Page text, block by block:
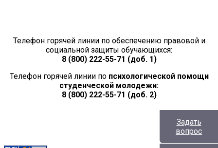
Телефон горячей линии по обеспечению правовой и
социальной защиты обучающихся:
8 (800) 222-55-71 (доб. 1)
Телефон горячей линии попсихологической помощи
студенческой молодежи:
8 (800) 222-55-71 (доб. 2)
Задать
вопрос